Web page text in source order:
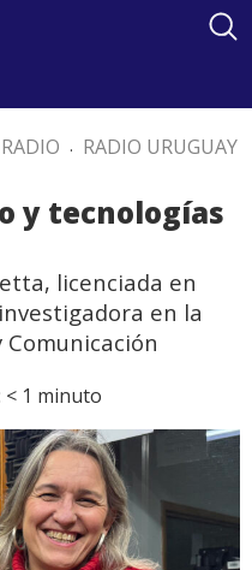
RADIO . RADIO URUGUAY
y tecnologías
licenciada en
en la
< 1 minuto